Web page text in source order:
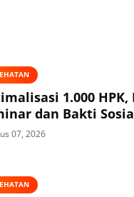
1.000 HPK,
dan Bakti
07, 2026